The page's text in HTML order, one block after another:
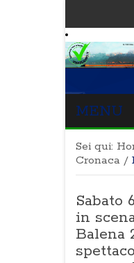
MENU
Sei qui:
Cronaca /
Sabato
in
Balena